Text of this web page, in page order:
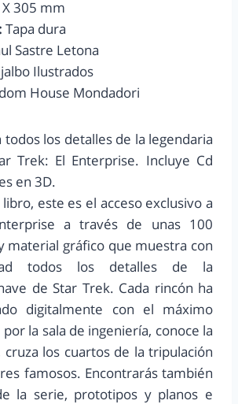
305 mm
Tapa dura
Sastre Letona
Ilustrados
House Mondadori
todos los detalles de la legendaria
Trek: El Enterprise. Incluye Cd
en 3D.
este es el acceso exclusivo a
a través de unas 100
material gráfico que muestra con
todos los detalles de la
de Star Trek. Cada rincón ha
digitalmente con el máximo
la sala de ingeniería, conoce la
los cuartos de la tripulación
famosos. Encontrarás también
la serie, prototipos y planos e